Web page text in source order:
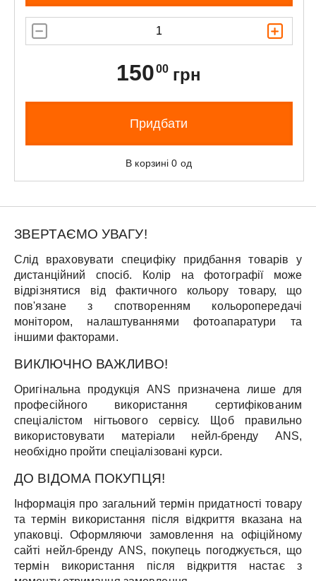
15000 грн
Придбати
В корзині0 од
ЗВЕРТАЄМО УВАГУ!
Слід враховувати специфіку придбання товарів у
дистанційний спосіб. Колір на фотографії може
відрізнятися від фактичного кольору товару, що
пов'язане з спотворенням кольоропередачі
монітором, налаштуваннями фотоапаратури та
іншими факторами.
ВИКЛЮЧНО ВАЖЛИВО!
Оригінальна продукція ANS призначена лише для
професійного використання сертифікованим
спеціалістом нігтьового сервісу. Щоб правильно
використовувати матеріали нейл-бренду ANS,
необхідно пройти спеціалізовані курси.
ДО ВІДОМА ПОКУПЦЯ!
Інформація про загальний термін придатності товару
та термін використання після відкриття вказана на
упаковці. Оформляючи замовлення на офіційному
сайті нейл-бренду ANS, покупець погоджується, що
термін використання після відкриття настає з